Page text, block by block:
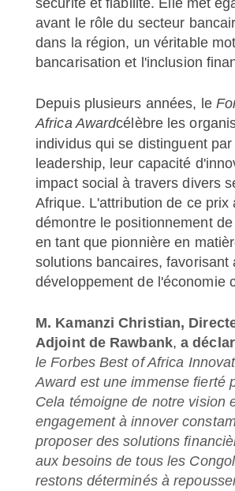
avant le rôle du secteur
dans la région, un véritable
bancarisation et l'inclusion
Depuis plusieurs années, le
Africa Awardcélèbre les
individus qui se distinguent
leadership, leur capacité
impact social à travers divers
Afrique. L'attribution de ce prix
démontre le positionnement
en tant que pionnière en
solutions bancaires, favorisant
développement de l'économie
M. Kamanzi Christian,
Adjoint de Rawbank, a
le Forbes Best of Africa
Award est une immense fierté
Cela témoigne de notre vision
engagement à innover
proposer des solutions
aux besoins de tous les
restons déterminés à